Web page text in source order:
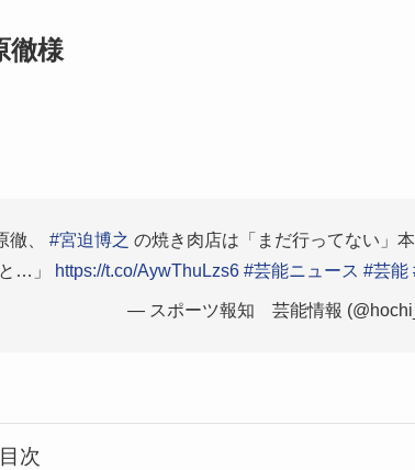
徹様
徹、 #宮迫博之
の焼き肉店は「まだ行ってない」
と…」 https://t.co/AywThuLzs6 #芸能ニュース #芸能
— スポーツ報知 芸能情報
目次